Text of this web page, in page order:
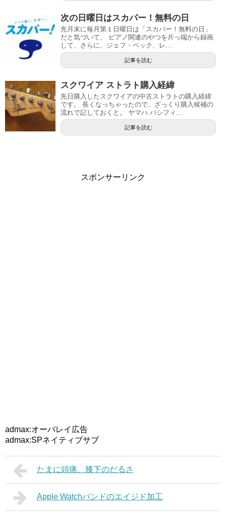
次の日曜日はスカパー！無料の日
先月末に毎月第１日曜日は「スカパー！無料の日」
だと気づいて、 ピアノ関連のやつを片っ端から録画
して、さらに、ジェフ・ベック、レ...
記事を読む
スクワイア ストラト購入経緯
先日購入したスクワイアの中古ストラトの購入経緯
です。 長くなっちゃったので、ざっくり購入候補の
流れで記しておくと。 ヤマハ パシフィ...
記事を読む
スポンサーリンク
admax:オーバレイ広告
admax:SPネイティブサブ
たまに頭痛、膝下のだるさ
Apple Watchバンドのエイジド加工